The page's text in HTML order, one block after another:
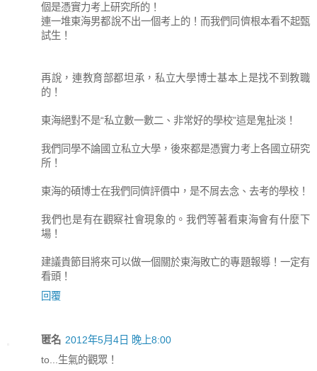
個是憑實力考上研究所的！
連一堆東海男都說不出一個考上的！而我們同儕根本看不起甄
試生！
再說，連教育部都坦承，私立大學博士基本上是找不到教職
的！
東海絕對不是“私立數一數二、非常好的學校”這是鬼扯淡！
我們同學不論國立私立大學，後來都是憑實力考上各國立研究
所！
東海的碩博士在我們同儕評價中，是不屑去念、去考的學校！
我們也是有在觀察社會現象的。我們等著看東海會有什麼下
場！
建議貴節目將來可以做一個關於東海敗亡的專題報導！一定有
看頭！
回覆
匿名 2012年5月4日 晚上8:00
to...生氣的觀眾！